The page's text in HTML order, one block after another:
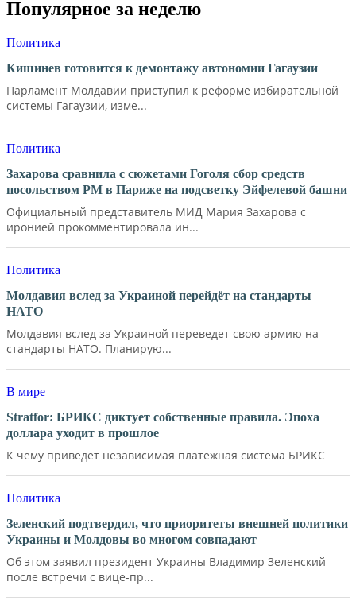
Популярное за неделю
Политика
Кишинев готовится к демонтажу автономии Гагаузии
Парламент Молдавии приступил к реформе избирательной
системы Гагаузии, изме...
Политика
Захарова сравнила с сюжетами Гоголя сбор средств
посольством РМ в Париже на подсветку Эйфелевой башни
Официальный представитель МИД Мария Захарова с
иронией прокомментировала ин...
Политика
Молдавия вслед за Украиной перейдёт на стандарты
НАТО
Молдавия вслед за Украиной переведет свою армию на
стандарты НАТО. Планирую...
В мире
Stratfor: БРИКС диктует собственные правила. Эпоха
доллара уходит в прошлое
К чему приведет независимая платежная система БРИКС
Политика
Зеленский подтвердил, что приоритеты внешней политики
Украины и Молдовы во многом совпадают
Об этом заявил президент Украины Владимир Зеленский
после встречи с вице-пр...